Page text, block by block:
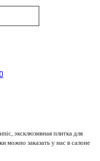
эксклюзивная плитка для
можно заказать у нас в салоне